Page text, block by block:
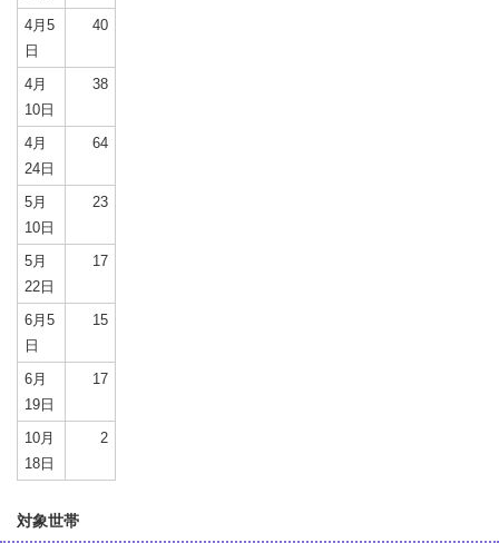
4月5
日
40
4月
10日
38
4月
24日
64
5月
10日
23
5月
22日
17
6月5
日
15
6月
19日
17
10月
18日
2
対象世帯